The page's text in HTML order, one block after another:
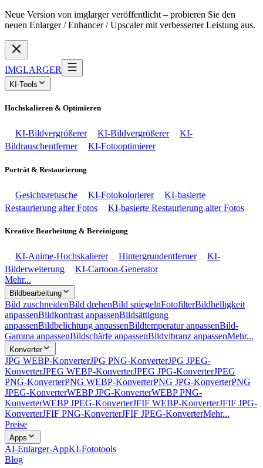
Neue Version von imglarger veröffentlicht – probieren Sie den
neuen Enlarger / Enhancer / Upscaler mit verbesserter Leistung aus.
IMGLARGER
KI-Tools
Hochskalieren & Optimieren
KI-Bildvergrößerer KI-Bildvergrößerer
KI-
Bildrauschentferner
KI-Fotooptimierer
Porträt & Restaurierung
Gesichtsretusche KI-Fotokolorierer
KI-basierte
Restaurierung alter Fotos
KI-basierte Restaurierung alter Fotos
Kreative Bearbeitung & Bereinigung
KI-Anime-Hochskalierer Hintergrundentferner
KI-
Bilderweiterung
KI-Cartoon-Generator
Mehr...
Bildbearbeitung
Bild zuschneidenBild drehenBild spiegelnFotofilterBildhelligkeit
anpassenBildkontrast anpassenBildsättigung
anpassenBildbelichtung anpassenBildtemperatur anpassenBild-
Gamma anpassenBildschärfe anpassenBildvibranz anpassenMehr...
Konverter
JPG WEBP-KonverterJPG PNG-KonverterJPG JPEG-
KonverterJPEG WEBP-KonverterJPEG JPG-KonverterJPEG
PNG-KonverterPNG WEBP-KonverterPNG JPG-KonverterPNG
JPEG-KonverterWEBP JPG-KonverterWEBP PNG-
KonverterWEBP JPEG-KonverterJFIF WEBP-KonverterJFIF JPG-
KonverterJFIF PNG-KonverterJFIF JPEG-KonverterMehr...
Preise
Apps
AI-Enlarger-AppKI-Fototools
Blog